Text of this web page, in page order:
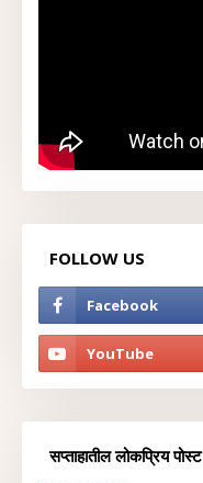
FOLLOW US
सप्ताहातील लोकप्रिय पोस्ट